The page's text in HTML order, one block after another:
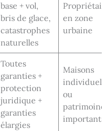
base + vol,
bris de glace,
catastrophes
naturelles
en zone
urbaine
Toutes
garanties +
protection
juridique +
garanties
élargies
Maisons
individuelles
ou
patrimoines
importants